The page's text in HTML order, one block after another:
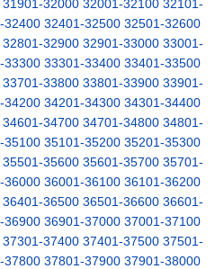
31901-32000 32001-32100 32101-
32400 32401-32500 32501-32600
32801-32900 32901-33000 33001-
33300 33301-33400 33401-33500
33701-33800 33801-33900 33901-
34200 34201-34300 34301-34400
34601-34700 34701-34800 34801-
35100 35101-35200 35201-35300
35501-35600 35601-35700 35701-
36000 36001-36100 36101-36200
36401-36500 36501-36600 36601-
36900 36901-37000 37001-37100
37301-37400 37401-37500 37501-
37800 37801-37900 37901-38000